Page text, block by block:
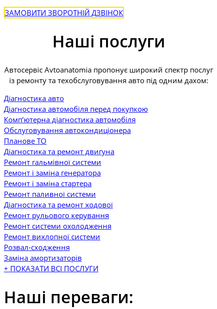
ЗАМОВИТИ ЗВОРОТНІЙ ДЗВІНОК
Наші послуги
Автосервіс Avtoanatomia пропонує широкий спектр послуг
із ремонту та техобслуговування авто під одним дахом:
Діагностика авто
Діагностика автомобіля перед покупкою
Комп’ютерна діагностика автомобіля
Обслуговування автокондиціонера
Планове ТО
Діагностика та ремонт двигуна
Ремонт гальмівної системи
Ремонт і заміна генератора
Ремонт і заміна стартера
Ремонт паливної системи
Діагностика та ремонт ходової
Ремонт рульового керування
Ремонт системи охолодження
Ремонт вихлопної системи
Розвал-сходження
Заміна амортизаторів
+ ПОКАЗАТИ ВСІ ПОСЛУГИ
Наші переваги: